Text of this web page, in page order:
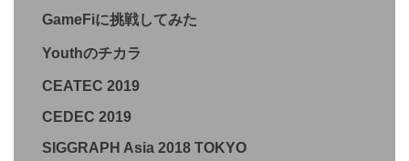
GameFiに挑戦してみた
Youthのチカラ
CEATEC 2019
CEDEC 2019
SIGGRAPH Asia 2018 TOKYO